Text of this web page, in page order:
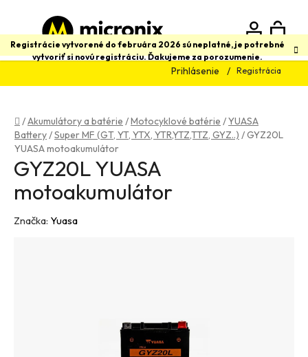
obsah
Registrácie vytvorené do februára 2026 sú neplatné, je potrebné
vytvoriť si novú registráciu. Ďakujeme za porozumenie.
Prihlásenie Registrácia
Hľadať
Domov
/Akumulátory a batérie /Motocyklové batérie /YUASA
Battery/Super MF (GT, YT, YTX, YTR,YTZ,TTZ, GYZ..) /GYZ20L
YUASA motoakumulátor
GYZ20L YUASA
motoakumulátor
Značka: Yuasa